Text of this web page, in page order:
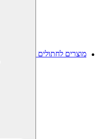
מוצרים לחתולים